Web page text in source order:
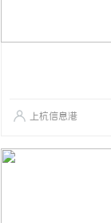
上杭信息港